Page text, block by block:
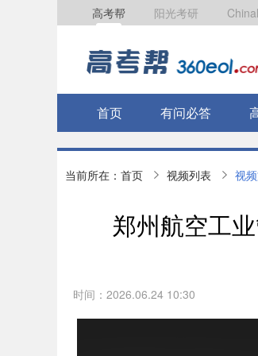
高考帮 阳光考研
首页 有问必答
当前所在： 首页 视频列表 视
郑州航空工
时间：2026.06.24 10:30